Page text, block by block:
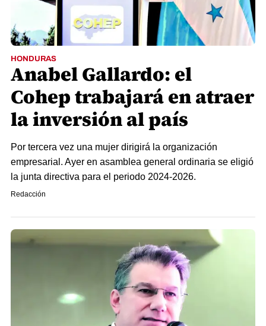
HONDURAS
Anabel Gallardo: el
Cohep trabajará en atraer
la inversión al país
Por tercera vez una mujer dirigirá la organización
empresarial. Ayer en asamblea general ordinaria se eligió
la junta directiva para el periodo 2024-2026.
Redacción